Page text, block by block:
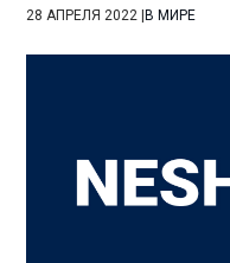
28 АПРЕЛЯ 2022 |В МИРЕ